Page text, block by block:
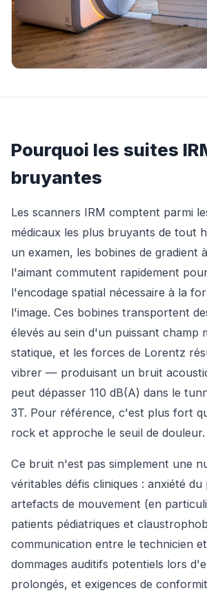
Pourquoi les suites
bruyantes
Les scanners IRM comptent parmi
médicaux les plus bruyants de tout
un examen, les bobines de gradient
l'aimant commutent rapidement
l'encodage spatial nécessaire à la
l'image. Ces bobines transportent
élevés au sein d'un puissant champ
statique, et les forces de Lorentz
vibrer — produisant un bruit
peut dépasser 110 dB(A) dans le
3T. Pour référence, c'est plus fort
rock et approche le seuil de douleur.
Ce bruit n'est pas simplement une
véritables défis cliniques : anxiété du
artefacts de mouvement (en
patients pédiatriques et
communication entre le technicien
dommages auditifs potentiels lors
prolongés, et exigences de